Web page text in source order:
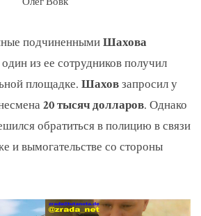
подчиненнымиШахова
из ее сотрудников получил
площадке. Шаховзапросил у
20 тысяч долларов. Однако
обратиться в полицию в связи
и вымогательстве со стороны